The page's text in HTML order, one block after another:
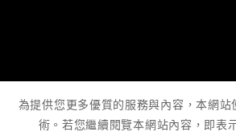
為提供您更多優質的服務與內容，本網
術。若您繼續閱覽本網站內容，即表